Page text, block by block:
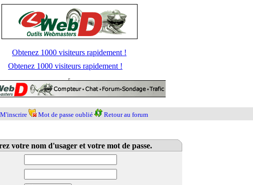
Obtenez 1000 visiteurs rapidement !
Obtenez 1000 visiteurs rapidement !
M'inscrire Mot de passe oublié Retour au forum
votre nom d'usager et votre mot de passe.